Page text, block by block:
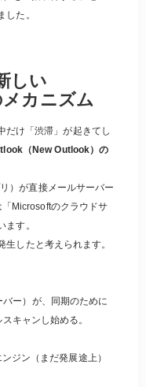
た。
しい
カニズム
だけ「渋滞」が起きてし
（New Outlook）の
）が直接メールサーバー
Microsoftのクラウドサ
す。
したと考えられます。
ー）が、同期のために
キャンし始める。
ジン（まだ発展途上）